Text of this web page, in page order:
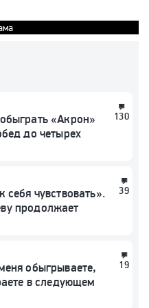
130
«Акрон»
до четырех
39
чувствовать».
продолжает
19
обыгрываете,
в следующем